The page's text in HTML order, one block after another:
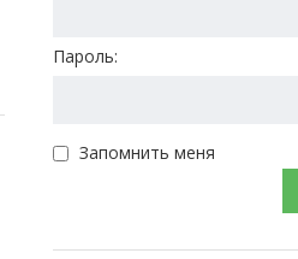
Пароль:
Запомнить меня